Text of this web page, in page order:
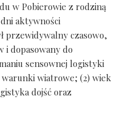
w Pobierowie z rodziną
aktywności
przewidywalny czasowo,
i dopasowany do
sensownej logistyki
warunki wiatrowe; (2) wiek
dojść oraz